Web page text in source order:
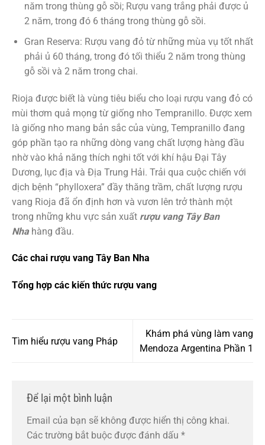
năm trong thùng gỗ sồi; Rượu vang trắng phải được ủ
2 năm, trong đó 6 tháng trong thùng gỗ sồi.
Gran Reserva: Rượu vang đỏ từ những mùa vụ tốt nhất
phải ủ 60 tháng, trong đó tối thiểu 2 năm trong thùng
gỗ sồi và 2 năm trong chai.
Rioja được biết là vùng tiêu biểu cho loại rượu vang đỏ có
mùi thơm quả mọng từ giống nho Tempranillo. Được xem
là giống nho mang bản sắc của vùng, Tempranillo đang
góp phần tạo ra những dòng vang chất lượng hàng đầu
nhờ vào khả năng thích nghi tốt với khí hậu Đại Tây
Dương, lục địa và Địa Trung Hải. Trải qua cuộc chiến với
dịch bệnh “phylloxera” đầy thăng trầm, chất lượng rượu
vang Rioja đã ổn định hơn và vươn lên trở thành một
trong những khu vực sản xuất rượu vang Tây Ban
Nhahàng đầu.
Các chai rượu vang Tây Ban Nha
Tổng hợp các kiến thức rượu vang
Tìm hiểu rượu vang Pháp
Khám phá vùng làm vang
Mendoza Argentina Phần 1
Để lại một bình luận
Email của bạn sẽ không được hiển thị công khai.
Các trường bắt buộc được đánh dấu *